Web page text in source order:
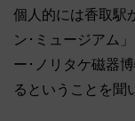
個人的には香取駅
ン･ミュージアム
ー･ノリタケ磁器
るということを聞